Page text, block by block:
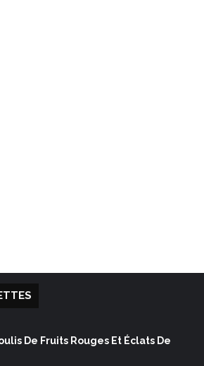
De Fruits Rouges Et Éclats De